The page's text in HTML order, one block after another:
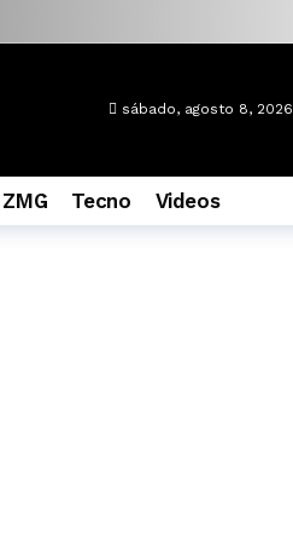
sábado, agosto 8, 2026
Tecno Videos